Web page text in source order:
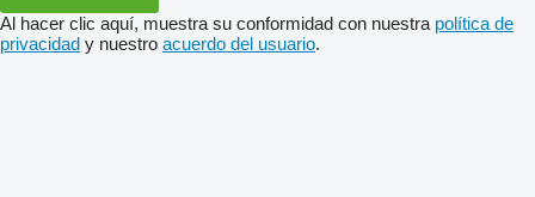
Al hacer clic aquí, muestra su conformidad con nuestra política de
privacidad y nuestro acuerdo del usuario.